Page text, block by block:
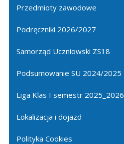
Przedmioty zawodowe
Podręczniki 2026/2027
Samorząd Uczniowski ZS18
Podsumowanie SU 2024/2025
Liga Klas I semestr 2025_2026
Lokalizacja i dojazd
Polityka Cookies